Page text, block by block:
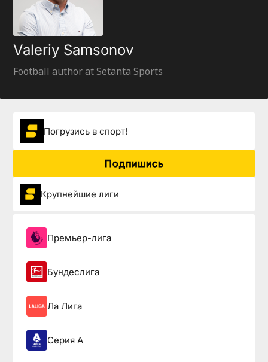
Valeriy Samsonov
Football author at Setanta Sports
Погрузиcь в спорт!
Подпишись
Крупнейшие лиги
Премьер-лига
Бундеслига
Ла Лига
Серия А